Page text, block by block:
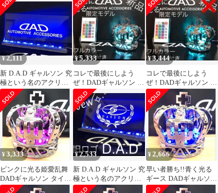
リモコン付き
き
LED
¥2,111
新 D.A.D ギャルソン 究
極という名のアクリル
プレート 青く光るLED
¥5,333
コレで最後にしよう
ぜ！DADギャルソン 16
色フルカラー遠隔操作
リモコン付き
¥3,444
コレで最後にしよう
ぜ！DADギャルソン 16
色フルカラー遠隔操作
リモコン付き
¥3,333
ピンクに光る姫愛乱舞
DADギャルソン タイプ
CROWN王冠 USB電源
¥2,533
新 D.A.D ギャルソン 究
極という名のアクリル
プレート 青く光るLED
¥2,666
早い者勝ち!!青く光る
ギース DADギャルソン
タイプCROWN王冠